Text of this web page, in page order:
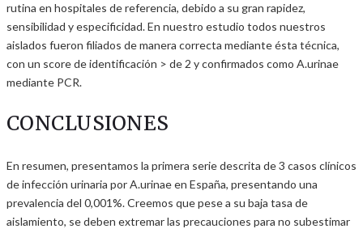
rutina en hospitales de referencia, debido a su gran rapidez,
sensibilidad y especificidad. En nuestro estudio todos nuestros
aislados fueron filiados de manera correcta mediante ésta técnica,
con un score de identificación > de 2 y confirmados como A.urinae
mediante PCR.
CONCLUSIONES
En resumen, presentamos la primera serie descrita de 3 casos clínicos
de infección urinaria por A.urinae en España, presentando una
prevalencia del 0,001%. Creemos que pese a su baja tasa de
aislamiento, se deben extremar las precauciones para no subestimar